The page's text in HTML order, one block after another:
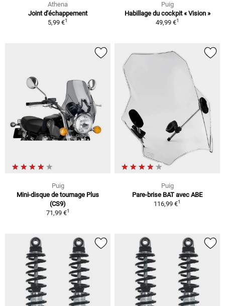
Athena
Joint d'échappement
5,99 €1
Puig
Habillage du cockpit « Vision »
49,99 €1
Puig
Mini-disque de tournage Plus
(CS9)
71,99 €1
Puig
Pare-brise BAT avec ABE
116,99 €1